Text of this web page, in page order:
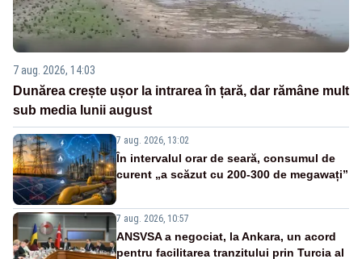
7 aug. 2026, 14:03
Dunărea crește ușor la intrarea în țară, dar rămâne mult
sub media lunii august
7 aug. 2026, 13:02
În intervalul orar de seară, consumul de
curent „a scăzut cu 200-300 de megawați”
7 aug. 2026, 10:57
ANSVSA a negociat, la Ankara, un acord
pentru facilitarea tranzitului prin Turcia al